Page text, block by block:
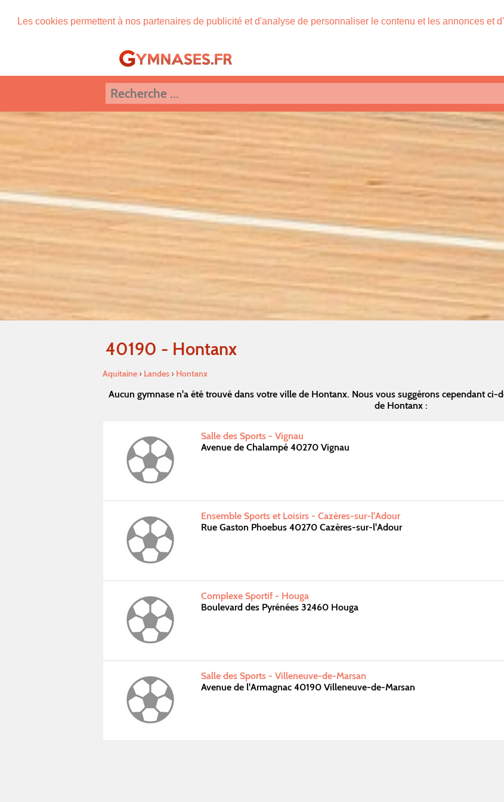
Les cookies permettent à nos partenaires de publicité et d'analyse de personnaliser le contenu et les annonces et
40190 - Hontanx
Aquitaine› Landes› Hontanx
Aucun gymnase n'a été trouvé dans votre ville de Hontanx. Nous vous suggérons cependant
de Hontanx :
Salle des Sports - Vignau
Avenue de Chalampé 40270 Vignau
Ensemble Sports et Loisirs - Cazères-sur-l'Adour
Rue Gaston Phoebus 40270 Cazères-sur-l'Adour
Complexe Sportif - Houga
Boulevard des Pyrénées 32460 Houga
Salle des Sports - Villeneuve-de-Marsan
Avenue de l'Armagnac 40190 Villeneuve-de-Marsan